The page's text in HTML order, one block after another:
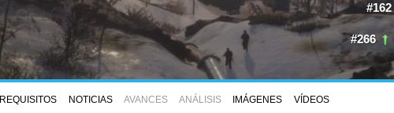
#162
#266
REQUISITOS NOTICIAS AVANCES ANÁLISIS IMÁGENES VÍDEOS